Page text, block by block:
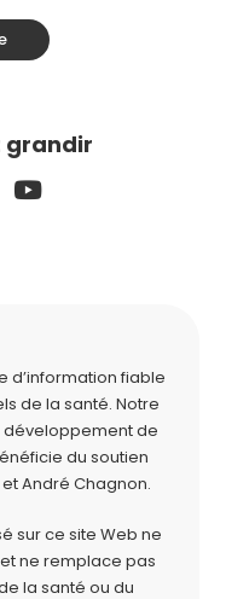
grandir
d’information fiable
de la santé. Notre
développement de
du soutien
André Chagnon.
sur ce site Web ne
ne remplace pas
la santé ou du